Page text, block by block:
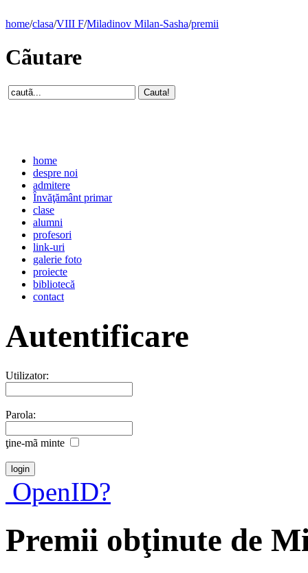
home/clasa/VIII F/Miladinov Milan-Sasha/premii
Cãutare
home
despre noi
admitere
Învăţământ primar
clase
alumni
profesori
link-uri
galerie foto
proiecte
bibliotecă
contact
Autentificare
Utilizator:
Parola:
ţine-mã minte
OpenID?
Premii obţinute de